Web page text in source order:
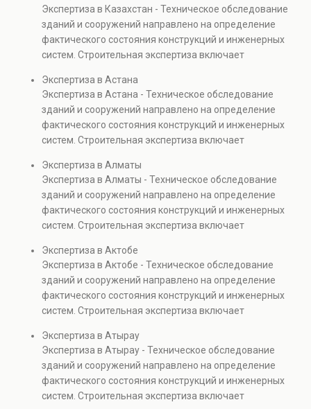
эксплуатации объектов
недвижимости.
зданий, выявляются
скрытые дефекты и
анализируется износ
конструкций. Услуга
необходима при
реконструкции,
капитальном ремонте и
эксплуатации объектов
недвижимости.
эксплуатации объектов.
Обследование
зданий используется для
и безопасной
эксплуатации объектов.
Экспертиза в Казахстан - Техническое обследование
зданий и сооружений направлено на определение
фактического состояния конструкций и инженерных
систем. Строительная экспертиза включает
элементов и оценку эксплуатационной безопасности.
Услуга востребована при покупке недвижимости,
капитальном ремонте и реконструкции объектов, а
также при судебных разбирательствах и технических
проверках.
Экспертиза в Астана
Экспертиза в Астана - Техническое обследование
зданий и сооружений направлено на определение
фактического состояния конструкций и инженерных
систем. Строительная экспертиза включает
элементов и оценку эксплуатационной безопасности.
Услуга востребована при покупке недвижимости,
капитальном ремонте и реконструкции объектов, а
также при судебных разбирательствах и технических
проверках.
Экспертиза в Алматы
Экспертиза в Алматы - Техническое обследование
зданий и сооружений направлено на определение
фактического состояния конструкций и инженерных
систем. Строительная экспертиза включает
элементов и оценку эксплуатационной безопасности.
Услуга востребована при покупке недвижимости,
капитальном ремонте и реконструкции объектов, а
также при судебных разбирательствах и технических
проверках.
Экспертиза в Актобе
Экспертиза в Актобе - Техническое обследование
зданий и сооружений направлено на определение
фактического состояния конструкций и инженерных
систем. Строительная экспертиза включает
элементов и оценку эксплуатационной безопасности.
Услуга востребована при покупке недвижимости,
капитальном ремонте и реконструкции объектов, а
также при судебных разбирательствах и технических
проверках.
Экспертиза в Атырау
Экспертиза в Атырау - Техническое обследование
зданий и сооружений направлено на определение
фактического состояния конструкций и инженерных
систем. Строительная экспертиза включает